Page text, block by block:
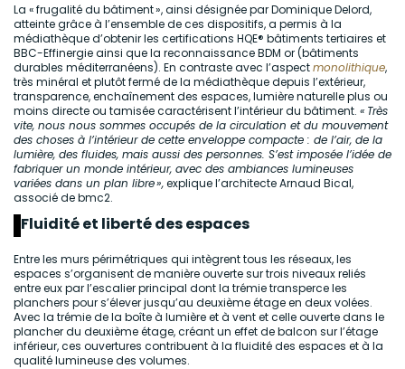
La «frugalité du bâtiment», ainsi désignée par Dominique Delord,
atteinte grâce à l’ensemble de ces dispositifs, a permis à la
médiathèque d’obtenir les certifications HQE® bâtiments tertiaires et
BBC-Effinergie ainsi que la reconnaissance BDM or (bâtiments
durables méditerranéens). En contraste avec l’aspectmonolithique,
très minéral et plutôt fermé de la médiathèque depuis l’extérieur,
transparence, enchaînement des espaces, lumière naturelle plus ou
moins directe ou tamisée caractérisent l’intérieur du bâtiment. « Très
vite, nous nous sommes occupés de la circulation et du mouvement
des choses à l’intérieur de cette enveloppe compacte : de l’air, de la
lumière, des fluides, mais aussi des personnes. S’est imposée l’idée de
fabriquer un monde intérieur, avec des ambiances lumineuses
variées dans un plan libre »,explique l’architecte Arnaud Bical,
associé de bmc2.
Fluidité et liberté des espaces
Entre les murs périmétriques qui intègrent tous les réseaux, les
espaces s’organisent de manière ouverte sur trois niveaux reliés
entre eux par l’escalier principal dont la trémie transperce les
planchers pour s’élever jusqu’au deuxième étage en deux volées.
Avec la trémie de la boîte à lumière et à vent et celle ouverte dans le
plancher du deuxième étage, créant un effet de balcon sur l’étage
inférieur, ces ouvertures contribuent à la fluidité des espaces et à la
qualité lumineuse des volumes.